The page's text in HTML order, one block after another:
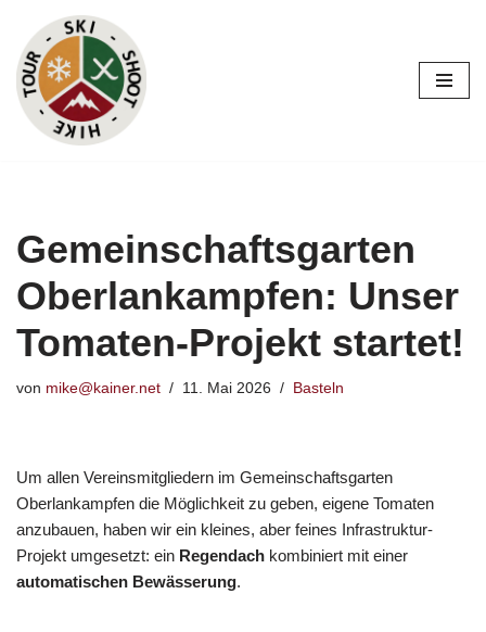
Zum
Inhalt
Gemeinschaftsgarten
Oberlankampfen: Unser
Tomaten-Projekt startet!
von mike@kainer.net 11. Mai 2026 Basteln
Um allen Vereinsmitgliedern im Gemeinschaftsgarten
Oberlankampfen die Möglichkeit zu geben, eigene Tomaten
anzubauen, haben wir ein kleines, aber feines Infrastruktur-
Projekt umgesetzt: ein Regendach kombiniert mit einer
automatischen Bewässerung.